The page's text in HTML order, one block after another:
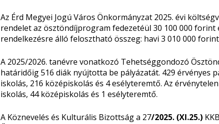
Az Érd Megyei Jogú Város Önkormányzat 2025. évi
rendelet az ösztöndíjprogram fedezetéül 30 100 000
rendelkezésre álló felosztható összeg: havi 3 010 000
A 2025/2026. tanévre vonatkozó Tehetséggondozó
határidőig 516 diák nyújtotta be pályázatát. 429 érvényes
iskolás, 216 középiskolás és 4 esélyteremtő. Az
iskolás, 44 középiskolás és 1 esélyteremtő.
A Köznevelés és Kulturális Bizottság a 27/2025. (XI.25.)